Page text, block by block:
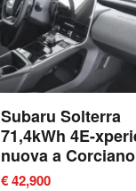
Subaru Solterra
71,4kWh 4E-
nuova a Corciano
€ 42,900